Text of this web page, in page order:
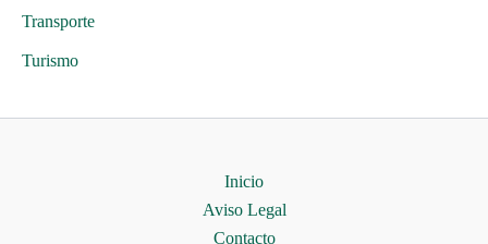
Transporte
Turismo
Inicio
Aviso Legal
Contacto